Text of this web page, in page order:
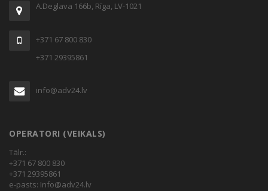
A.Deglava 166b, Rīga, LV-1021
+371 67 800 830
+371 29395861
info@adv24.lv
OPERATORI (VEIKALS)
Tālr.:
+371 67 800 830
+371 29395861
e-pasts: Info@adv24.lv